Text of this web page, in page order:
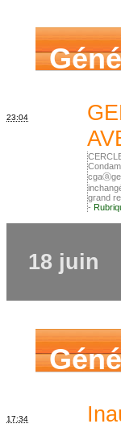
23:04
grand
-
18 juin
17:34